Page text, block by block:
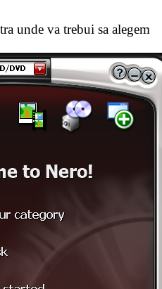
unde va trebui sa alegem